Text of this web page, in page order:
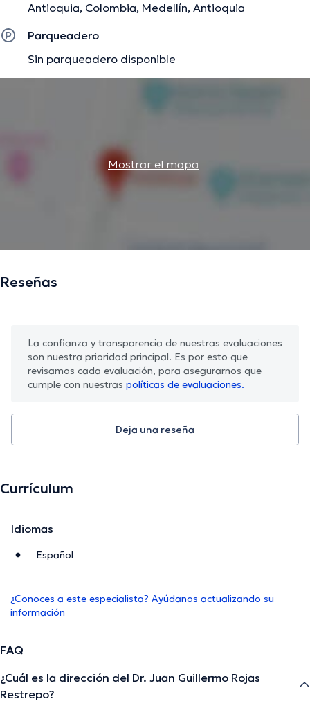
Antioquia, Colombia, Medellín, Antioquia
Parqueadero
Sin parqueadero disponible
Mostrar el mapa
Reseñas
La confianza y transparencia de nuestras evaluaciones
son nuestra prioridad principal. Es por esto que
revisamos cada evaluación, para asegurarnos que
cumple con nuestras políticas de evaluaciones.
Deja una reseña
Currículum
Idiomas
Español
¿Conoces a este especialista? Ayúdanos actualizando su
información
FAQ
¿Cuál es la dirección del Dr. Juan Guillermo Rojas
Restrepo?